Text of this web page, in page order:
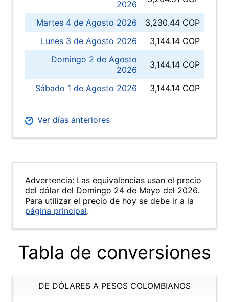
2026
Martes 4 de Agosto 2026
3,230.44 COP
Lunes 3 de Agosto 2026
3,144.14 COP
Domingo 2 de Agosto
2026
3,144.14 COP
Sábado 1 de Agosto 2026 3,144.14 COP
Ver días anteriores
Advertencia: Las equivalencias usan el precio
del dólar del Domingo 24 de Mayo del 2026.
Para utilizar el precio de hoy se debe ir a la
página principal.
Tabla de conversiones
DE DÓLARES A PESOS COLOMBIANOS